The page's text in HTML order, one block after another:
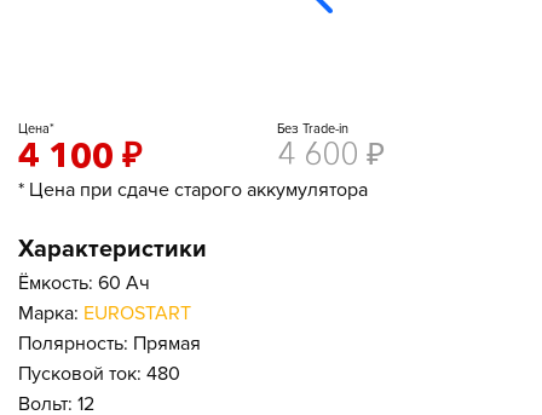
Цена*
4 100 ₽
Без Trade-in
4 600 ₽
* Цена при сдаче старого аккумулятора
Характеристики
Ёмкость: 60 Ач
Марка: EUROSTART
Полярность: Прямая
Пусковой ток: 480
Вольт: 12